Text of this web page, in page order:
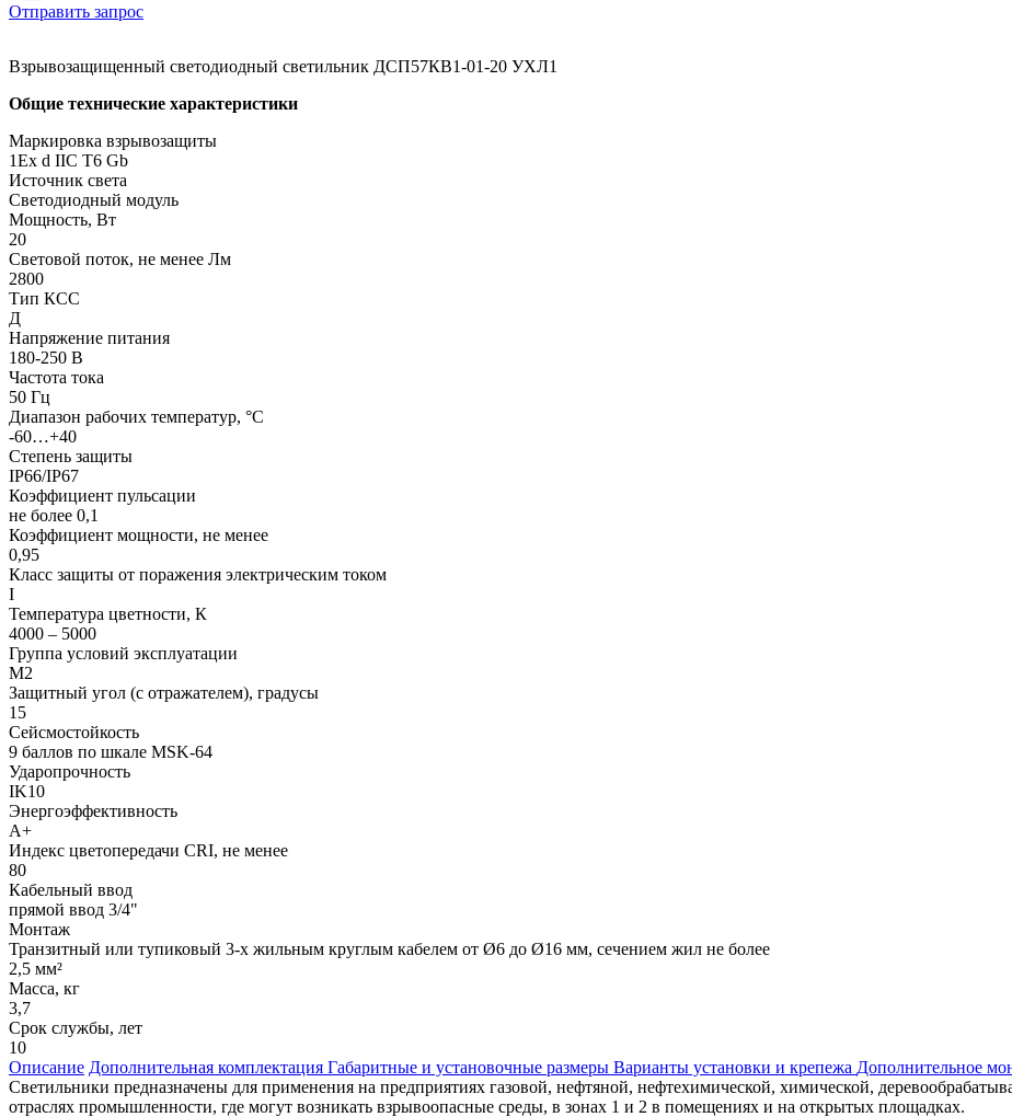
Отправить запрос
Взрывозащищенный светодиодный светильник ДСП57КВ1-01-20 УХЛ1
Общие технические характеристики
Маркировка взрывозащиты
1Ex d IIC T6 Gb
Источник света
Светодиодный модуль
Мощность, Вт
20
Световой поток, не менее Лм
2800
Тип КСС
Д
Напряжение питания
180-250 В
Частота тока
50 Гц
Диапазон рабочих температур, °С
-60…+40
Степень защиты
IP66/IP67
Коэффициент пульсации
не более 0,1
Коэффициент мощности, не менее
0,95
Класс защиты от поражения электрическим током
I
Температура цветности, К
4000 – 5000
Группа условий эксплуатации
М2
Защитный угол (с отражателем), градусы
15
Сейсмостойкость
9 баллов по шкале МSK-64
Ударопрочность
IK10
Энергоэффективность
А+
Индекс цветопередачи CRI, не менее
80
Кабельный ввод
прямой ввод 3/4"
Монтаж
Транзитный или тупиковый 3-х жильным круглым кабелем от Ø6 до Ø16 мм, сечением жил не более
2,5 мм²
Масса, кг
3,7
Срок службы, лет
10
Описание Дополнительная комплектация Габаритные и установочные размеры Варианты установки и крепежа Дополнительное
Светильники предназначены для применения на предприятиях газовой, нефтяной, нефтехимической, химической,
отраслях промышленности, где могут возникать взрывоопасные среды, в зонах 1 и 2 в помещениях и на открытых площадках.